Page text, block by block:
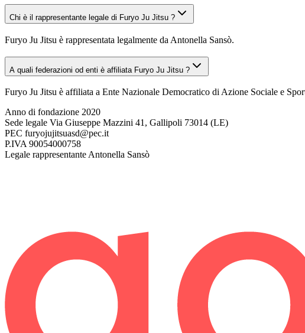
Chi è il rappresentante legale di Furyo Ju Jitsu ?
Furyo Ju Jitsu è rappresentata legalmente da Antonella Sansò.
A quali federazioni od enti è affiliata Furyo Ju Jitsu ?
Furyo Ju Jitsu è affiliata a Ente Nazionale Democratico di Azione Sociale e
Anno di fondazione 2020
Sede legale Via Giuseppe Mazzini 41, Gallipoli 73014 (LE)
PEC furyojujitsuasd@pec.it
P.IVA 90054000758
Legale rappresentante Antonella Sansò